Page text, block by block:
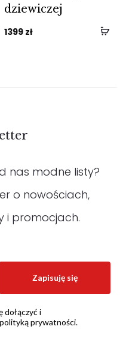
dziewiczej
1399 zł
nas modne listy?
o nowościach,
i promocjach.
Zapisuję się
dołączyć i
polityką prywatności.